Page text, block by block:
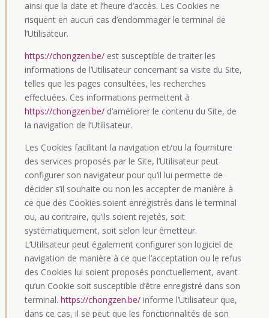
ainsi que la date et l’heure d’accès. Les Cookies ne
risquent en aucun cas d’endommager le terminal de
l’Utilisateur.
https://chongzen.be/est susceptible de traiter les
informations de l’Utilisateur concernant sa visite du Site,
telles que les pages consultées, les recherches
effectuées. Ces informations permettent à
https://chongzen.be/d’améliorer le contenu du Site, de
la navigation de l’Utilisateur.
Les Cookies facilitant la navigation et/ou la fourniture
des services proposés par le Site, l’Utilisateur peut
configurer son navigateur pour qu’il lui permette de
décider s’il souhaite ou non les accepter de manière à
ce que des Cookies soient enregistrés dans le terminal
ou, au contraire, qu’ils soient rejetés, soit
systématiquement, soit selon leur émetteur.
L’Utilisateur peut également configurer son logiciel de
navigation de manière à ce que l’acceptation ou le refus
des Cookies lui soient proposés ponctuellement, avant
qu’un Cookie soit susceptible d’être enregistré dans son
terminal. https://chongzen.be/informe l’Utilisateur que,
dans ce cas, il se peut que les fonctionnalités de son